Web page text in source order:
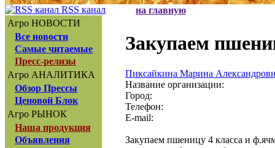
RSS канал
Агро НОВОСТИ
Все новости
Самые читаемые
Пресс-релизы
Агро АНАЛИТИКА
Обзор Прессы
Ценовой Блок
Агро РЫНОК
Наша продукция
Объявления
на главную
Закупаем
Пиксайкина Марина
Название организации:
Город:
Телефон:
E-mail:
Закупаем пшеницу 4 класса и